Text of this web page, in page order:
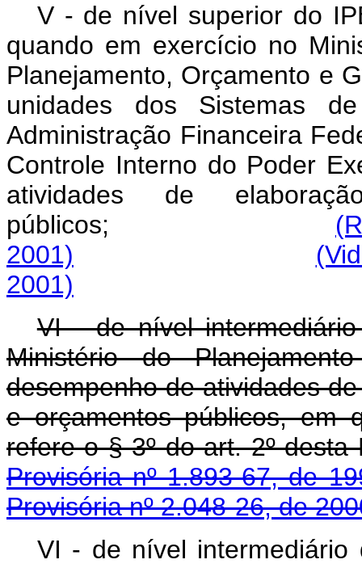
V - de nível superior do
quando em exercício no
Planejamento, Orçamento e
unidades dos Sistemas
Administração Financeira
Controle Interno do Poder
atividades de
públicos;
2001)
2001)
VI - de nível
Ministério do
desempenho de atividades
e orçamentos públicos, em
refere o § 3º do
Provisória nº 1.893-67, de
Provisória nº 2.048-26, de
VI - de nível intermediário